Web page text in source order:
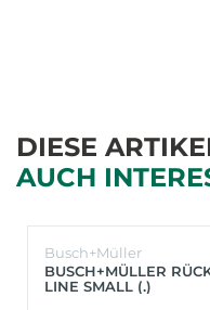
DIESE
AUCH
Busch+Müller
BUSCH+MÜLLER
LINE SMALL (.)